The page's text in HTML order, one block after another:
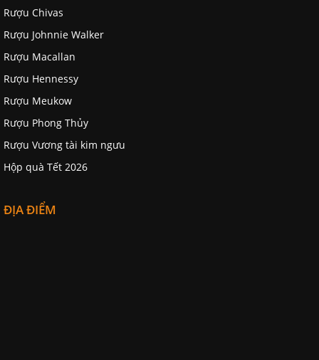
Rượu Chivas
Rượu Johnnie Walker
Rượu Macallan
Rượu Hennessy
Rượu Meukow
Rượu Phong Thủy
Rượu Vương tài kim ngưu
Hộp quà Tết 2026
ĐỊA ĐIỂM